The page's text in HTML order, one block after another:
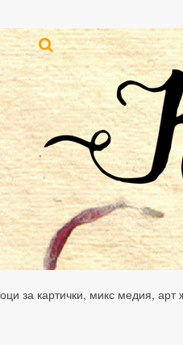
за картички, микс медия,